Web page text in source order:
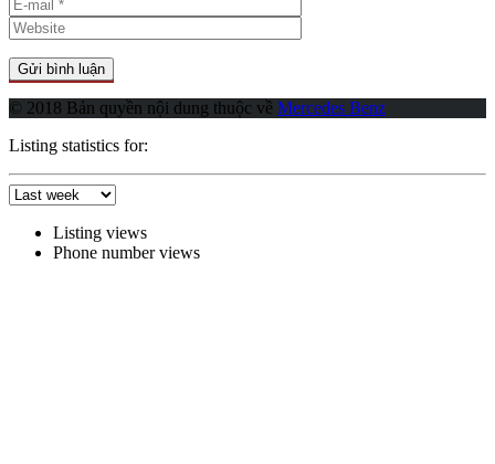
© 2018 Bản quyền nội dung thuộc về Mercedes Benz
Listing statistics for:
Listing views
Phone number views